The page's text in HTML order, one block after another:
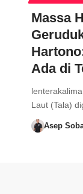
Massa
Ada di
Laut (Tala)
Asep